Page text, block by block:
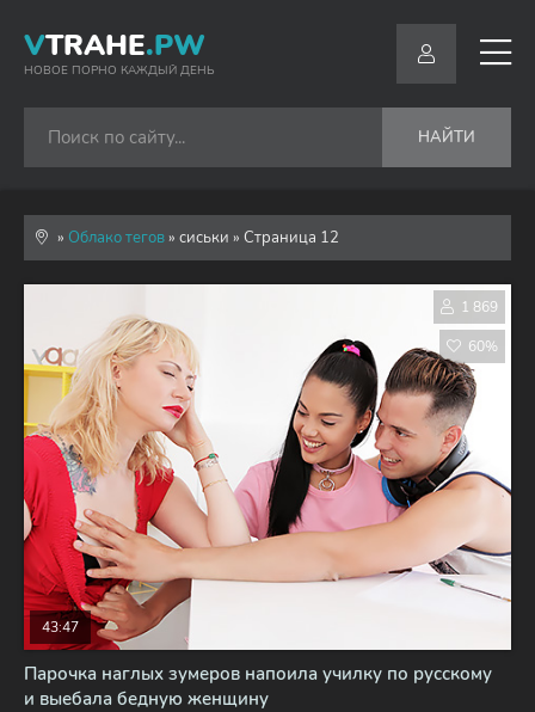
VTRAHE.PW
НОВОЕ ПОРНО КАЖДЫЙ ДЕНЬ
НАЙТИ
» Облако тегов» сиськи » Страница 12
Парочка наглых зумеров напоила училку по русскому
и выебала бедную женщину
43:47
1 869
60%